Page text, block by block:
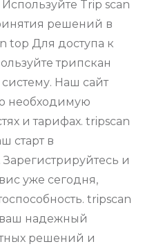
Trip scan
решений в
top Для доступа к
трипскан
Наш сайт
необходимую
и тарифах. tripscan
старт в
и
уже сегодня,
tripscan
надежный
решений и